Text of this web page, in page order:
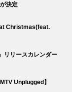
決定
Christmas(feat.
リリースカレンダー
Unplugged】